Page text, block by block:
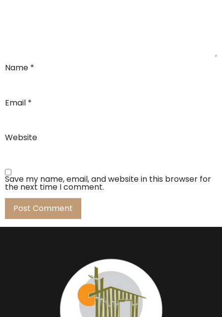
Name *
Email *
Website
Save my name, email, and website in this browser for
the next time I comment.